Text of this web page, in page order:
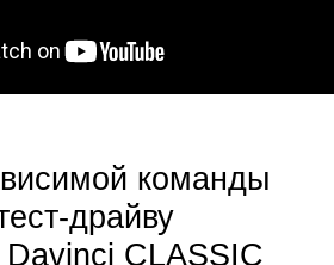
команды
драйву
CLASSIC